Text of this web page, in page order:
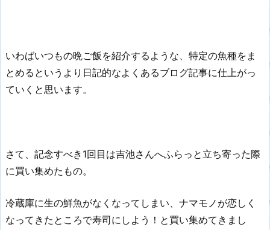
いわばいつもの晩ご飯を紹介するような、特定の魚種をま
とめるというより日記的なよくあるブログ記事に仕上がっ
ていくと思います。
さて、記念すべき1回目は吉池さんへふらっと立ち寄った際
に買い集めたもの。
冷蔵庫に生の鮮魚がなくなってしまい、ナマモノが恋しく
なってきたところで寿司にしよう！と買い集めてきまし